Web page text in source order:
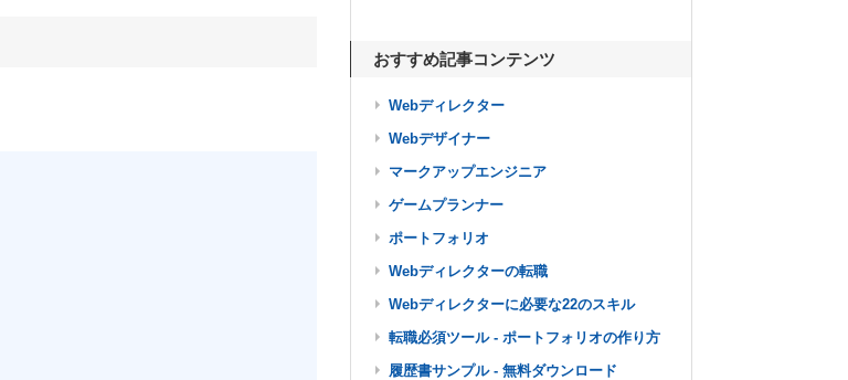
おすすめ記事コンテンツ
Webディレクター
Webデザイナー
マークアップエンジニア
ゲームプランナー
ポートフォリオ
Webディレクターの転職
Webディレクターに必要な22のスキル
転職必須ツール - ポートフォリオの作り方
履歴書サンプル - 無料ダウンロード